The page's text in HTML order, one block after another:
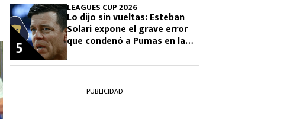
LEAGUES CUP 2026
Lo dijo sin vueltas: Esteban
Solari expone el grave error
que condenó a Pumas en la
5
PUBLICIDAD